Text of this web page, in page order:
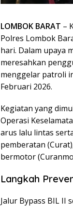
LOMBOK BARAT –
Polres Lombok
hari. Dalam upaya
meresahkan
menggelar patroli
Februari 2026.
Kegiatan yang
Operasi
arus lalu lintas
pemberatan
bermotor
Langkah
Jalur Bypass BIL II